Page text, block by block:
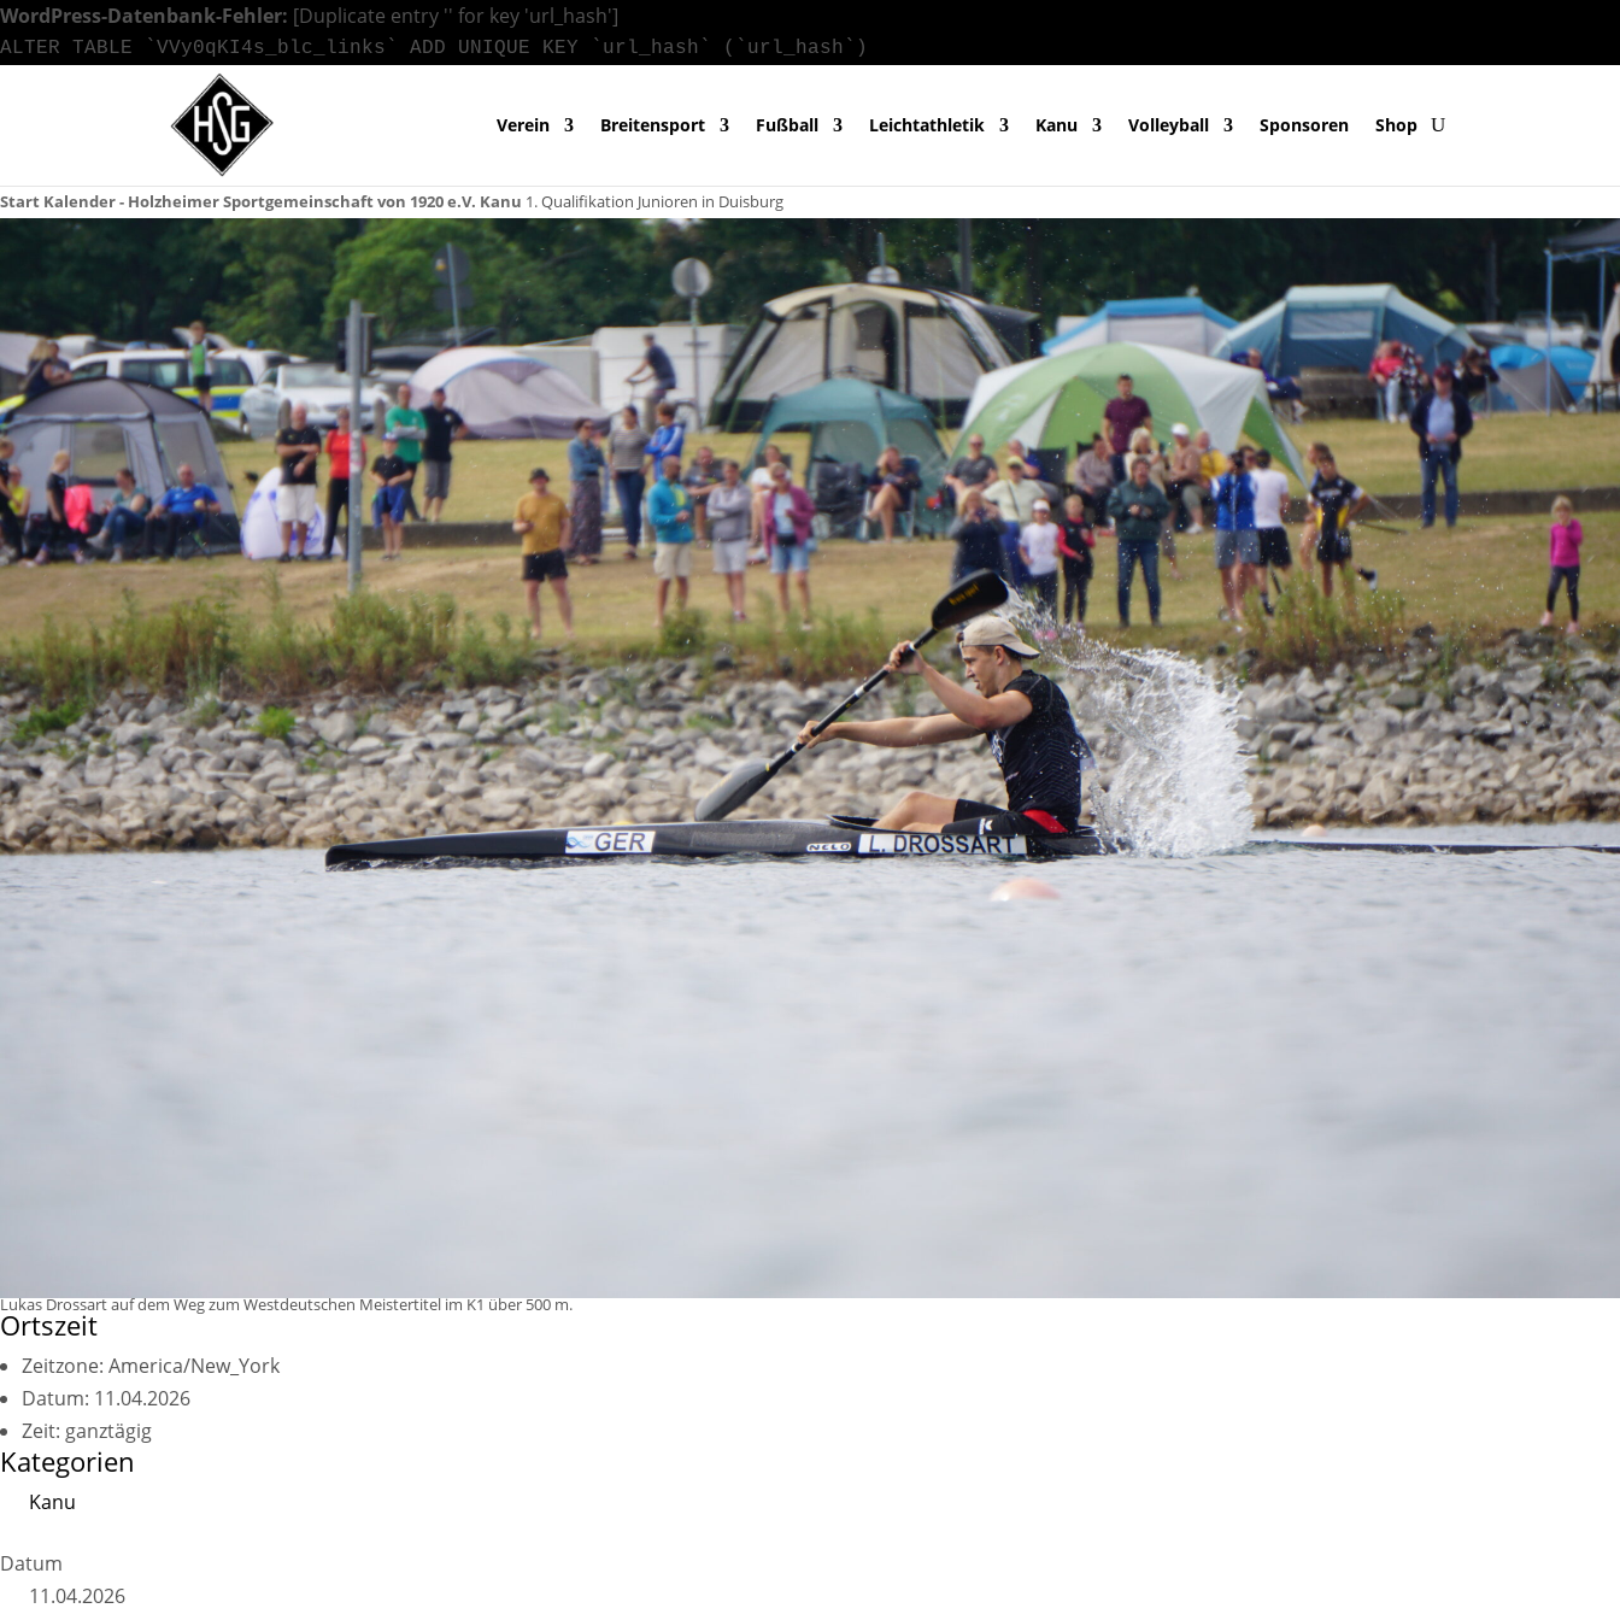
WordPress-Datenbank-Fehler: [Duplicate entry '' for key 'url_hash']
ALTER TABLE `VVy0qKI4s_blc_links` ADD UNIQUE KEY `url_hash` (`url_hash`)
Verein Breitensport Fußball Leichtathletik Kanu Volleyball Sponsoren Shop
Start Kalender - Holzheimer Sportgemeinschaft von 1920 e.V. Kanu 1. Qualifikation Junioren in Duisburg
Lukas Drossart auf dem Weg zum Westdeutschen Meistertitel im K1 über 500 m.
Ortszeit
Zeitzone: America/New_York
Datum: 11.04.2026
Zeit: ganztägig
Kategorien
Kanu
Datum
11.04.2026